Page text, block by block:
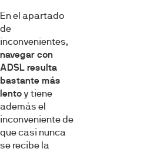
En el apartado
de
inconvenientes,
navegar con
ADSL resulta
bastante más
lentoy tiene
además el
inconveniente de
que casi nunca
se recibe la